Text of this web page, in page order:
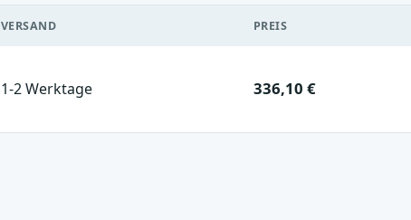
VERSAND PREIS
1-2 Werktage 336,10 €